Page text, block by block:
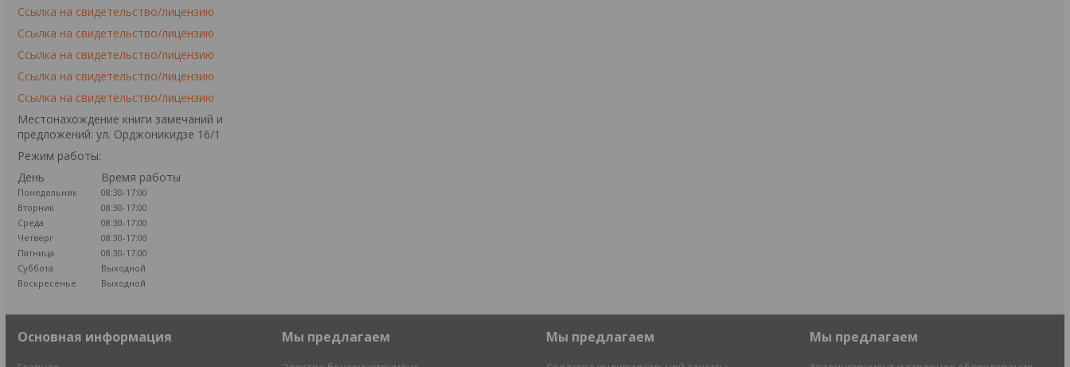
Ссылка на свидетельство/лицензию
Ссылка на свидетельство/лицензию
Ссылка на свидетельство/лицензию
Ссылка на свидетельство/лицензию
Ссылка на свидетельство/лицензию
Местонахождение книги замечаний и
предложений: ул. Орджоникидзе 16/1
Режим работы:
День
Время работы
Понедельник
08:30-17:00
Вторник
08:30-17:00
Среда
08:30-17:00
Четверг
08:30-17:00
Пятница
08:30-17:00
Суббота
Выходной
Воскресенье
Выходной
Основная информация Мы предлагаем Мы предлагаем Мы предлагаем